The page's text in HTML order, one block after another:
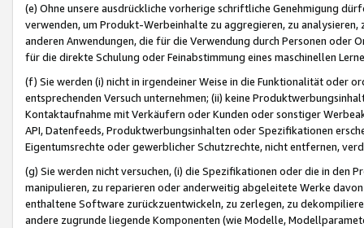
(e) Ohne unsere ausdrückliche vorherige schriftliche Genehmigung
verwenden, um Produkt-Werbeinhalte zu aggregieren, zu
anderen Anwendungen, die für die Verwendung durch Personen
für die direkte Schulung oder Feinabstimmung eines maschinellen
(f) Sie werden (i) nicht in irgendeiner Weise in die Funktionalität oder
entsprechenden Versuch unternehmen; (ii) keine
Kontaktaufnahme mit Verkäufern oder Kunden oder sonstiger
API, Datenfeeds, Produktwerbungsinhalten oder Spezifikationen
Eigentumsrechte oder gewerblicher Schutzrechte, nicht entfernen,
(g) Sie werden nicht versuchen, (i) die Spezifikationen oder die in
manipulieren, zu reparieren oder anderweitig abgeleitete Werke
enthaltene Software zurückzuentwickeln, zu zerlegen, zu
andere zugrunde liegende Komponenten (wie Modelle,